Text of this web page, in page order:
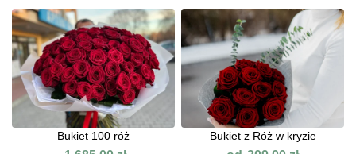
Bukiet 100 róż Bukiet z Róż w kryzie